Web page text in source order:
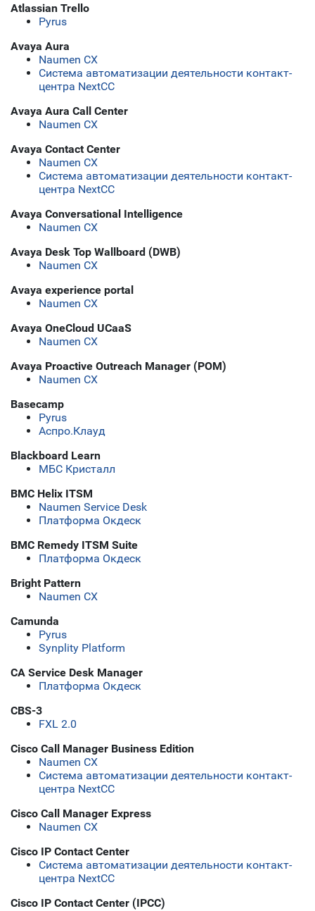
Atlassian Trello
Pyrus
Avaya Aura
Naumen CX
Система автоматизации деятельности контакт-
центра NextCC
Avaya Aura Call Center
Naumen CX
Avaya Contact Center
Naumen CX
Система автоматизации деятельности контакт-
центра NextCC
Avaya Conversational Intelligence
Naumen CX
Avaya Desk Top Wallboard (DWB)
Naumen CX
Avaya experience portal
Naumen CX
Avaya OneCloud UCaaS
Naumen CX
Avaya Proactive Outreach Manager (POM)
Naumen CX
Basecamp
Pyrus
Аспро.Клауд
Blackboard Learn
МБС Кристалл
BMC Helix ITSM
Naumen Service Desk
Платформа Окдеск
BMC Remedy ITSM Suite
Платформа Окдеск
Bright Pattern
Naumen CX
Camunda
Pyrus
Synplity Platform
CA Service Desk Manager
Платформа Окдеск
CBS-3
FXL 2.0
Cisco Call Manager Business Edition
Naumen CX
Система автоматизации деятельности контакт-
центра NextCC
Cisco Call Manager Express
Naumen CX
Cisco IP Contact Center
Система автоматизации деятельности контакт-
центра NextCC
Cisco IP Contact Center (IPCC)